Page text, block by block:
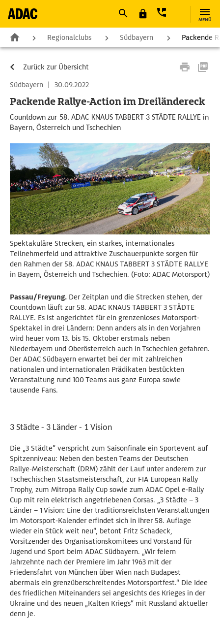
MENÜ
Regionalclubs Südbayern Packende
Zurück zur Übersicht
Südbayern | 30.09.2022
Packende Rallye-Action im Dreiländereck
Countdown zur 58. ADAC KNAUS TABBERT 3 STÄDTE RALLYE in
Bayern, Österreich und Tschechien
Spektakuläre Strecken, ein starkes, internationales
Teilnehmerfeld und attraktive Zuschauerpunkte sorgen für
den Rahmen der 58. ADAC KNAUS TABBERT 3 STÄDTE RALLYE
in Bayern, Österreich und Tschechien. (Foto: ADAC Motorsport)
Passau/Freyung. Der Zeitplan und die Strecken stehen, der
Countdown läuft zur 58. ADAC KNAUS TABBERT 3 STÄDTE
RALLYE. Es ist angerichtet für ein grenzenloses Motorsport-
Spektakel in drei Ländern: Denn anders als in den Vorjahren
wird heuer vom 13. bis 15. Oktober erstmals neben
Niederbayern und Oberösterreich auch in Tschechien gefahren.
Der ADAC Südbayern erwartet bei der mit zahlreichen
nationalen und internationalen Prädikaten bestückten
Veranstaltung rund 100 Teams aus ganz Europa sowie
tausende Fans.
3 Städte - 3 Länder - 1 Vision
Die „3 Städte“ verspricht zum Saisonfinale ein Sportevent auf
Spitzenniveau: Neben den besten Teams der Deutschen
Rallye-Meisterschaft (DRM) zählt der Lauf unter anderem zur
Tschechischen Staatsmeisterschaft, zur FIA European Rally
Trophy, zum Mitropa Rally Cup sowie zum ADAC Opel e-Rally
Cup mit rein elektrisch angetriebenen Corsas. „3 Städte – 3
Länder – 1 Vision: Eine der traditionsreichsten Veranstaltungen
im Motorsport-Kalender erfindet sich in ihrer 58. Auflage
wieder ein Stück weit neu“, betont Fritz Schadeck,
Vorsitzender des Organisationskomitees und Vorstand für
Jugend und Sport beim ADAC Südbayern. „Wir feiern
Jahrzehnte nach der Premiere im Jahr 1963 mit der
Friedensfahrt von München über Wien nach Budapest
abermals ein grenzüberschreitendes Motorsportfest.“ Die Idee
des friedlichen Miteinanders sei angesichts des Krieges in der
Ukraine und des neuen „Kalten Kriegs“ mit Russland aktueller
denn je.